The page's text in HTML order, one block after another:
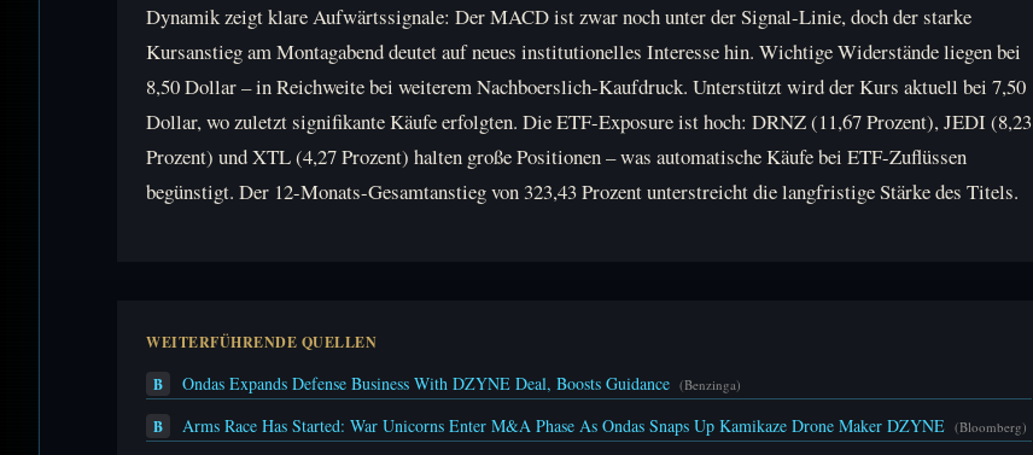
Dynamik zeigt klare Aufwärtssignale: Der MACD ist zwar noch unter der Signal-Linie, doch der starke
Kursanstieg am Montagabend deutet auf neues institutionelles Interesse hin. Wichtige Widerstände liegen bei
8,50 Dollar – in Reichweite bei weiterem Nachboerslich-Kaufdruck. Unterstützt wird der Kurs aktuell bei 7,50
Dollar, wo zuletzt signifikante Käufe erfolgten. Die ETF-Exposure ist hoch: DRNZ (11,67 Prozent), JEDI (8,23
Prozent) und XTL (4,27 Prozent) halten große Positionen – was automatische Käufe bei ETF-Zuflüssen
begünstigt. Der 12-Monats-Gesamtanstieg von 323,43 Prozent unterstreicht die langfristige Stärke des Titels.
WEITERFÜHRENDE QUELLEN
B Ondas Expands Defense Business With DZYNE Deal, Boosts Guidance (Benzinga)
B Arms Race Has Started: War Unicorns Enter M&A Phase As Ondas Snaps Up Kamikaze Drone Maker DZYNE (Bloomberg)